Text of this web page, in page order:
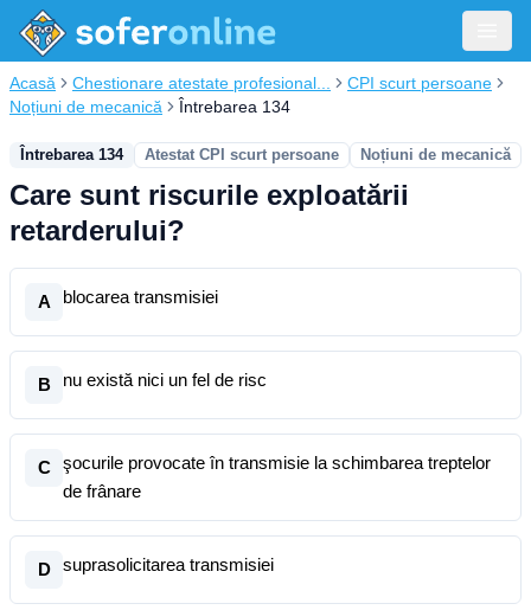
Acasă Chestionare atestate profesional...
CPI scurt persoane
Noțiuni de mecanică
Întrebarea 134
Întrebarea 134 Atestat CPI scurt persoane Noțiuni de mecanică
Care sunt riscurile exploatării
retarderului?
A blocarea transmisiei
B nu există nici un fel de risc
C
şocurile provocate în transmisie la schimbarea treptelor
de frânare
D suprasolicitarea transmisiei